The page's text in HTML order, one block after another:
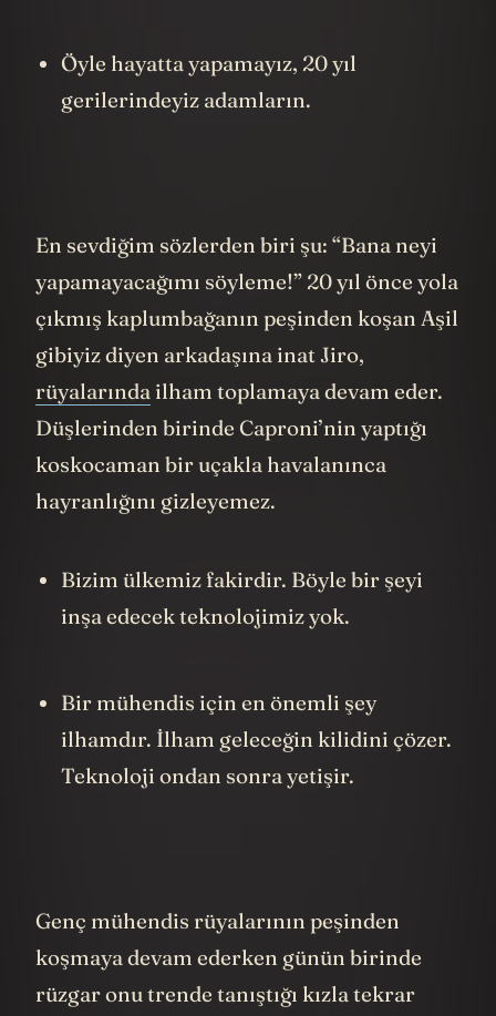
Öyle hayatta yapamayız, 20 yıl
gerilerindeyiz adamların.
En sevdiğim sözlerden biri şu: “Bana neyi
yapamayacağımı söyleme!” 20 yıl önce yola
çıkmış kaplumbağanın peşinden koşan Aşil
gibiyiz diyen arkadaşına inat Jiro,
rüyalarında ilham toplamaya devam eder.
Düşlerinden birinde Caproni’nin yaptığı
koskocaman bir uçakla havalanınca
hayranlığını gizleyemez.
Bizim ülkemiz fakirdir. Böyle bir şeyi
inşa edecek teknolojimiz yok.
Bir mühendis için en önemli şey
ilhamdır. İlham geleceğin kilidini çözer.
Teknoloji ondan sonra yetişir.
Genç mühendis rüyalarının peşinden
koşmaya devam ederken günün birinde
rüzgar onu trende tanıştığı kızla tekrar